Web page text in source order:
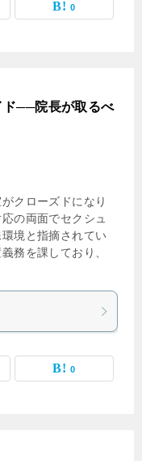
0
ド──院長が取るべ
クローズドになり
の両面でセクシュ
境と指摘されてい
務を課しており、
0